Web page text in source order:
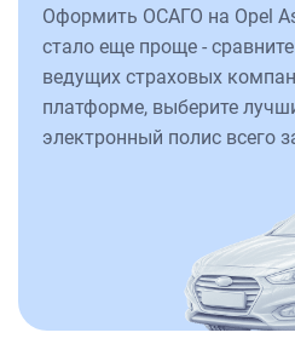
Оформить ОСАГО на Opel
стало еще проще -
ведущих страховых
платформе, выберите
электронный полис всего